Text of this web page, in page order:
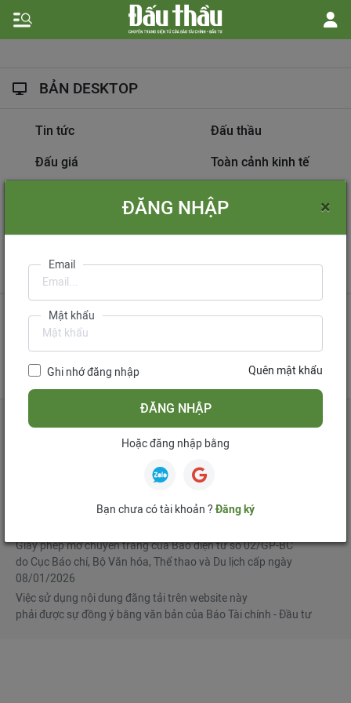
BẢN DESKTOP
Tin tức Đấu thầu
Đấu giá Toàn cảnh kinh tế
Dự án đầu tư
Information on
International Tendering
Gửi phản hồi
Liên hệ quảng cáo
Liên hệ đặt báo
tử
Mua bản tin điện tử
Đăng ký diễn đàn
Ngô Chí Tùng Lê Trọng Minh
Giấy phép mở chuyên trang của Báo điện tử số 02/GP-BC
do Cục Báo chí, Bộ Văn hóa, Thể thao và Du lịch cấp ngày
08/01/2026
Việc sử dụng nội dung đăng tải trên website này
phải được sự đồng ý bằng văn bản của Báo Tài chính - Đầu tư
ĐĂNG NHẬP ×
Email
Mật khẩu
Ghi nhớ đăng nhập Quên mật khẩu
ĐĂNG NHẬP
Hoặc đăng nhập bằng
Bạn chưa có tài khoản ?Đăng ký